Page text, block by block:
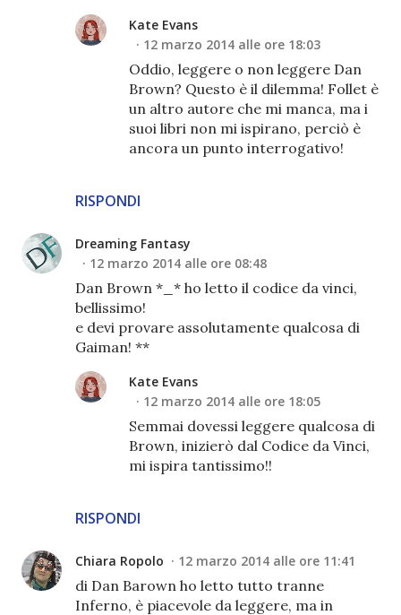
RISPONDI
Kate Evans
12 marzo 2014 alle ore 18:03
Oddio, leggere o non leggere Dan
Brown? Questo è il dilemma! Follet è
un altro autore che mi manca, ma i
suoi libri non mi ispirano, perciò è
ancora un punto interrogativo!
Dreaming Fantasy
12 marzo 2014 alle ore 08:48
Dan Brown *_* ho letto il codice da vinci,
bellissimo!
e devi provare assolutamente qualcosa di
Gaiman! **
RISPONDI
Kate Evans
12 marzo 2014 alle ore 18:05
Semmai dovessi leggere qualcosa di
Brown, inizierò dal Codice da Vinci,
mi ispira tantissimo!!
Chiara Ropolo 12 marzo 2014 alle ore 11:41
di Dan Barown ho letto tutto tranne
Inferno, è piacevole da leggere, ma in